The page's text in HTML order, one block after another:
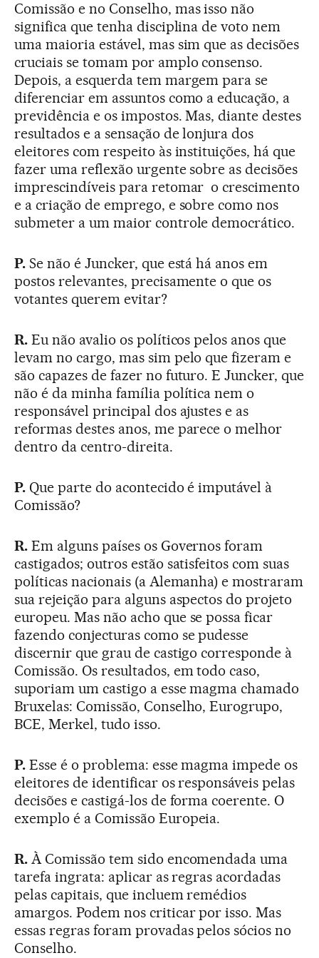
Comissão e no Conselho, mas isso não
significa que tenha disciplina de voto nem
uma maioria estável, mas sim que as decisões
cruciais se tomam por amplo consenso.
Depois, a esquerda tem margem para se
diferenciar em assuntos como a educação, a
previdência e os impostos. Mas, diante destes
resultados e a sensação de lonjura dos
eleitores com respeito às instituições, há que
fazer uma reflexão urgente sobre as decisões
imprescindíveis para retomar o crescimento
e a criação de emprego, e sobre como nos
submeter a um maior controle democrático.
P.Se não é Juncker, que está há anos em
postos relevantes, precisamente o que os
votantes querem evitar?
R.Eu não avalio os políticos pelos anos que
levam no cargo, mas sim pelo que fizeram e
são capazes de fazer no futuro. E Juncker, que
não é da minha família política nem o
responsável principal dos ajustes e as
reformas destes anos, me parece o melhor
dentro da centro-direita.
P.Que parte do acontecido é imputável à
Comissão?
R.Em alguns países os Governos foram
castigados; outros estão satisfeitos com suas
políticas nacionais (a Alemanha) e mostraram
sua rejeição para alguns aspectos do projeto
europeu. Mas não acho que se possa ficar
fazendo conjecturas como se pudesse
discernir que grau de castigo corresponde à
Comissão. Os resultados, em todo caso,
suporiam um castigo a esse magma chamado
Bruxelas: Comissão, Conselho, Eurogrupo,
BCE, Merkel, tudo isso.
P.Esse é o problema: esse magma impede os
eleitores de identificar os responsáveis pelas
decisões e castigá-los de forma coerente. O
exemplo é a Comissão Europeia.
R.À Comissão tem sido encomendada uma
tarefa ingrata: aplicar as regras acordadas
pelas capitais, que incluem remédios
amargos. Podem nos criticar por isso. Mas
essas regras foram provadas pelos sócios no
Conselho.